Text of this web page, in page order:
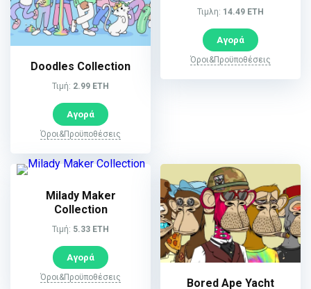
Doodles Collection
Τιμή: 2.99 ETH
Αγορά
Όροι&Προϋποθέσεις
Τιμλη: 14.49 ETH
Αγορά
Όροι&Προϋποθέσεις
Milady Maker
Collection
Τιμή: 5.33 ETH
Αγορά
Όροι&Προϋποθέσεις
Bored Ape Yacht